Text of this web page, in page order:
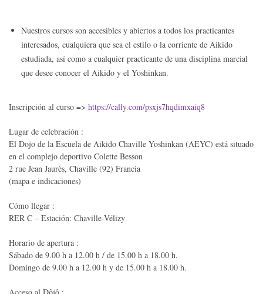
Nuestros cursos son accesibles y abiertos a todos los practicantes
interesados, cualquiera que sea el estilo o la corriente de Aikido
estudiada, así como a cualquier practicante de una disciplina marcial
que desee conocer el Aikido y el Yoshinkan.
Inscripción al curso => https://cally.com/psxjs7hqdimxaiq8
Lugar de celebración :
El Dojo de la Escuela de Aikido Chaville Yoshinkan (AEYC) está situado
en el complejo deportivo Colette Besson
2 rue Jean Jaurès, Chaville (92) Francia
(mapa e indicaciones)
Cómo llegar :
RER C – Estación: Chaville-Vélizy
Horario de apertura :
Sábado de 9.00 h a 12.00 h / de 15.00 h a 18.00 h.
Domingo de 9.00 h a 12.00 h y de 15.00 h a 18.00 h.